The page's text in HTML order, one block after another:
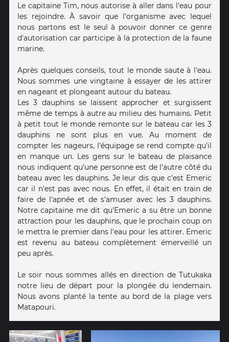
Le capitaine Tim, nous autorise à aller dans l'eau pour
les rejoindre. À savoir que l'organisme avec lequel
nous partons est le seul à pouvoir donner ce genre
d'autorisation car participe à la protection de la faune
marine.
Après quelques conseils, tout le monde saute à l'eau.
Nous sommes une vingtaine à essayer de les attirer
en nageant et plongeant autour du bateau.
Les 3 dauphins se laissent approcher et surgissent
même de temps à autre au milieu des humains. Petit
à petit tout le monde remonte sur le bateau car les 3
dauphins ne sont plus en vue. Au moment de
compter les nageurs, l'équipage se rend compte qu'il
en manque un. Les gens sur le bateau de plaisance
nous indiquent qu'une personne est de l'autre côté du
bateau avec les dauphins. Je leur dis que c'est Emeric
car il n'est pas avec nous. En effet, il était en train de
faire de l'apnée et de s'amuser avec les 3 dauphins.
Notre capitaine me dit qu'Emeric a su être un bonne
attraction pour les dauphins, que le prochain coup on
le mettra le premier dans l'eau pour les attirer. Emeric
est revenu au bateau complètement émerveillé un
peu après.
Le soir nous sommes allés en direction de Tutukaka
notre lieu de départ pour la plongée du lendemain.
Nous avons planté la tente au bord de la plage vers
Matapouri.